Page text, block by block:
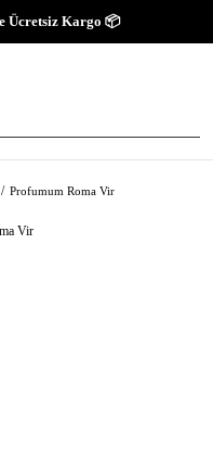
Ücretsiz Kargo 📦
Profumum Roma Vir